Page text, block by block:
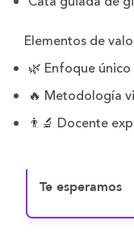
Elementos de
🌿 Enfoque
🔥 Metodología
👨‍🔬 Docente
Te esperamos